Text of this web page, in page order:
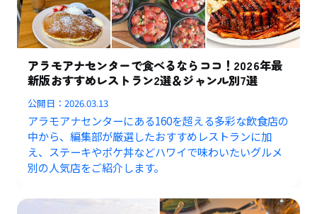
アラモアナセンターで食べるならココ！2026年最
新版おすすめレストラン2選＆ジャンル別7選
公開日：2026.03.13
アラモアナセンターにある160を超える多彩な飲食店の
中から、編集部が厳選したおすすめレストランに加
え、ステーキやポケ丼などハワイで味わいたいグルメ
別の人気店をご紹介します。